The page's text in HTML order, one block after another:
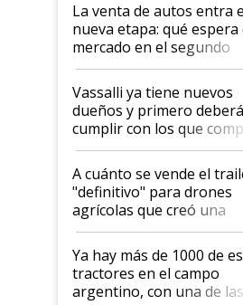
La venta de autos entra
nueva etapa: qué espera
mercado en el segundo
semestre
Vassalli ya tiene nuevos
dueños y primero
cumplir con los que
cosechadoras y todavía
recibieron: quién está
del rescate de la empresa
A cuánto se vende el
"definitivo" para drones
agrícolas que creó una
empresa argentina:
contratistas invirtiendo
de dólares en drones de
generación que luego
transportados de forma
Ya hay más de 1000 de
tractores en el campo
argentino, con una de las